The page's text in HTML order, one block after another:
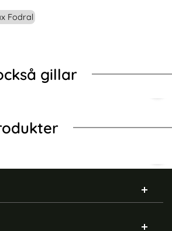
Fodral
gillar
info och länkar